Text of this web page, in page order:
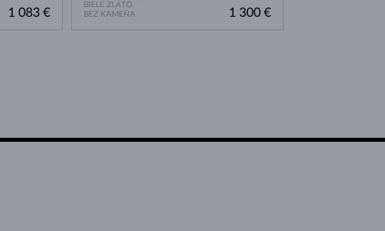
1 083 €
BIELE ZLATO
BEZ KAMEŇA
1 300 €